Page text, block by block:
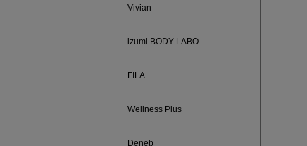
Vivian
izumi BODY LABO
FILA
Wellness Plus
Deneb